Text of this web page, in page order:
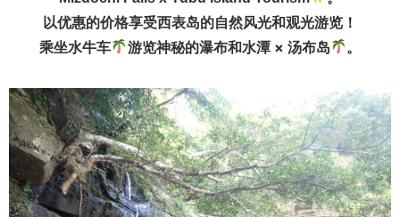
以优惠的价格享受西表岛的自然风光和观光游览！
乘坐水牛车
游览神秘的瀑布和水潭 × 汤布岛 。